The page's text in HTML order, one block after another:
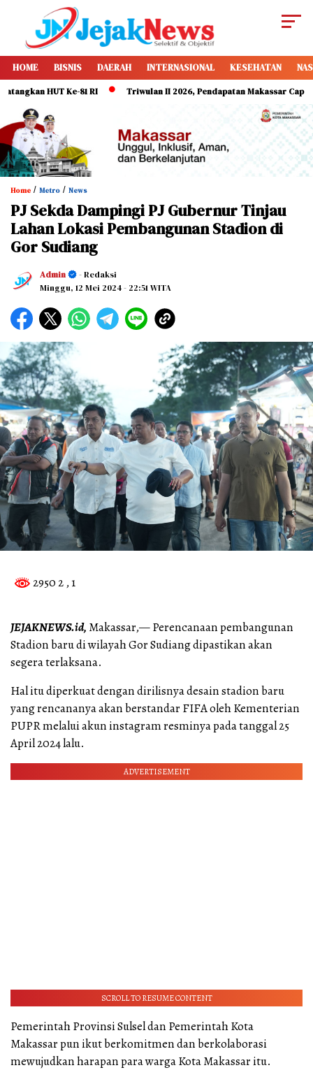
HOME BISNIS DAERAH INTERNASIONAL KESEHATAN
HUT Ke-81 RI Triwulan II 2026, Pendapatan Makassar Capai 49
Home / Metro / News
PJ Sekda Dampingi PJ Gubernur Tinjau
Lahan Lokasi Pembangunan Stadion di
Gor Sudiang
Admin
- Redaksi
Minggu, 12 Mei 2024- 22:51 WITA
2950 2 , 1
JEJAKNEWS.id, Makassar,— Perencanaan pembangunan
Stadion baru di wilayah Gor Sudiang dipastikan akan
segera terlaksana.
Hal itu diperkuat dengan dirilisnya desain stadion baru
yang rencananya akan berstandar FIFA oleh Kementerian
PUPR melalui akun instagram resminya pada tanggal 25
April 2024 lalu.
ADVERTISEMENT
SCROLL TO RESUME CONTENT
Pemerintah Provinsi Sulsel dan Pemerintah Kota
Makassar pun ikut berkomitmen dan berkolaborasi
mewujudkan harapan para warga Kota Makassar itu.